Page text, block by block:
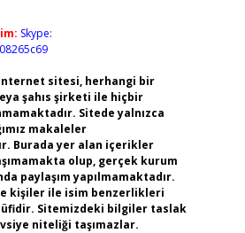
Skype:
sitesi, herhangi bir
şahıs şirketi ile hiçbir
Sitede yalnızca
makaleler
Burada yer alan içerikler
olup, gerçek kurum
paylaşım yapılmamaktadır.
kişiler ile isim benzerlikleri
Sitemizdeki bilgiler taslak
niteliği taşımazlar.